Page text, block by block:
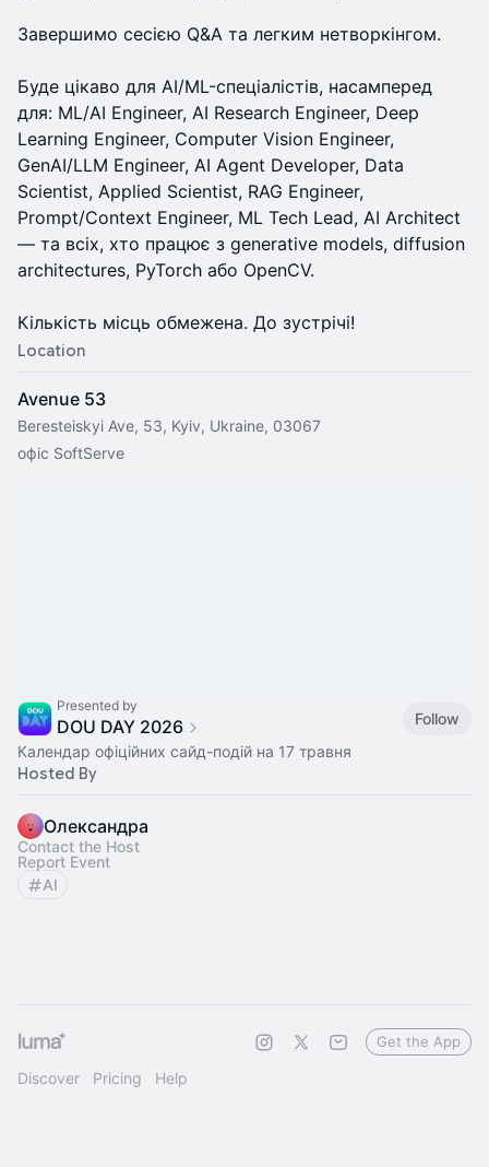
Завершимо сесією Q&A та легким нетворкінгом.
Буде цікаво для AI/ML-спеціалістів, насамперед
для: ML/AI Engineer, AI Research Engineer, Deep
Learning Engineer, Computer Vision Engineer,
GenAI/LLM Engineer, AI Agent Developer, Data
Scientist, Applied Scientist, RAG Engineer,
Prompt/Context Engineer, ML Tech Lead, AI Architect
— та всіх, хто працює з generative models, diffusion
architectures, PyTorch або OpenCV.
Кількість місць обмежена. До зустрічі!
Location
Avenue 53
Beresteiskyi Ave, 53, Kyiv, Ukraine, 03067
офіс SoftServe
Presented by
DOU DAY 2026
Follow
Календар офіційних сайд-подій на 17 травня
Hosted By
Олександра
Contact the Host
Report Event
AI
Discover Pricing Help
Get the App